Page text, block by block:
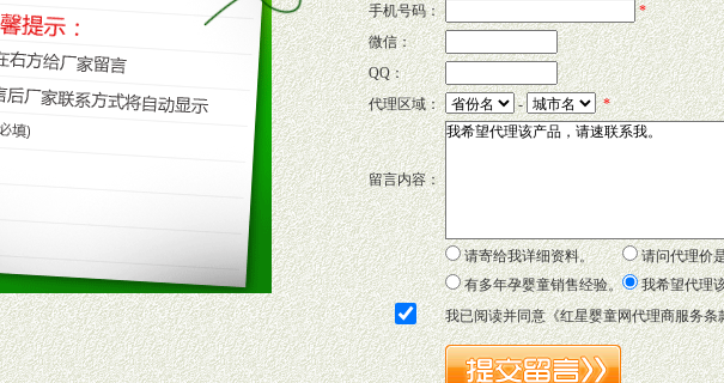
产品不断满足消费者的新需求及适应市场变化。
持：产品手册、POP宣传画、三折页及宣传礼品全面配赠，免费提供软硬性平面广告、电台广
持：供优质产品，全套合法经营手续，采取统一底价供货、严格保证区域市场独占，杜绝串货
经销商提供公司资执证明复印件，财务以帐单，税务发票，产品质量报告检测单，产品批号；
持：因地制宜，采取方案，专家顾问团提供专柜、社区、HS、名人营销等各种模式市场实战操
持：累计进货奖励，年终完成任务返利。
持：营销全程跟踪服务，提供企划、咨询、培训等企业售后服务。
：诚信为本的退换货保障制度，使经销商市场操作全程无忧。
手机号码：
*
微信：
QQ：
代理区域：
- *
留言内容：
请寄给我详细资料。
请问代理价
有多年孕婴童销售经验。
我希望代理
我已阅读并同意《红星婴童网代理商服务条